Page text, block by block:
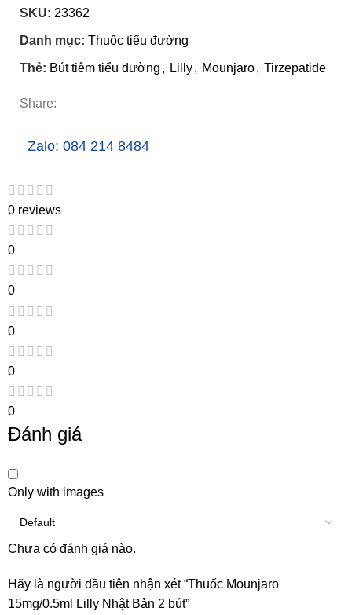
SKU: 23362
Danh mục: Thuốc tiểu đường
Thẻ: Bút tiêm tiểu đường , Lilly, Mounjaro, Tirzepatide
Share:
Zalo: 084 214 8484
0 reviews
0
0
0
0
0
Đánh giá
Only with images
Chưa có đánh giá nào.
Hãy là người đầu tiên nhận xét “Thuốc Mounjaro
15mg/0.5ml Lilly Nhật Bản 2 bút”